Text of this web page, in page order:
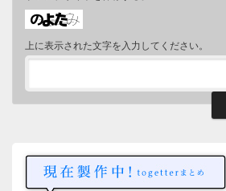
上に表示された文字を入力してください。